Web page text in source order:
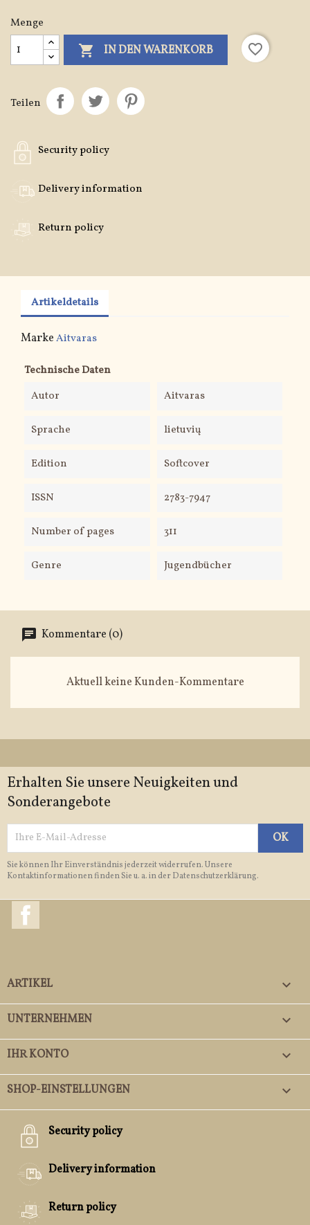
Menge
 IN DEN WARENKORB favorite_border
Teilen
Security policy
Delivery information
Return policy
Artikeldetails
MarkeAitvaras
Technische Daten
Autor
Aitvaras
Sprache lietuvių
Edition Softcover
ISSN 2783-7947
Number of pages 311
Genre Jugendbücher
Kommentare (0)
Aktuell keine Kunden-Kommentare
Erhalten Sie unsere Neuigkeiten und
Sonderangebote
Sie können Ihr Einverständnis jederzeit widerrufen. Unsere
Kontaktinformationen finden Sie u. a. in der Datenschutzerklärung.
ARTIKEL 
UNTERNEHMEN 
IHR KONTO 
SHOP-EINSTELLUNGEN keyboard_arrow_down
Security policy
Delivery information
Return policy